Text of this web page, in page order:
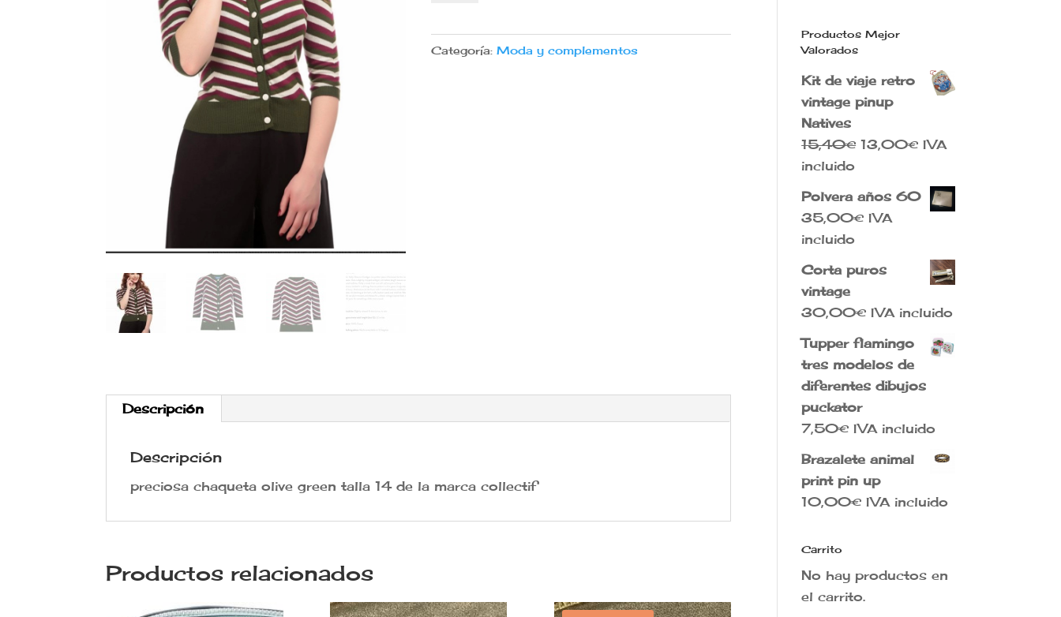
chevron
talla14
Categoría:Moda y complementos
Descripción
Descripción
preciosa chaqueta olive green talla 14 de la marca collectif
Productos relacionados
Productos Mejor
Valorados
Kit de viaje retro
vintage pinup
Natives
15,40€ El
13,00€El
actual
es:
IVA
incluido
Polvera años 60
35,00€ IVA
incluido
Corta puros
vintage
30,00€ IVA incluido
Tupper flamingo
tres modelos de
diferentes dibujos
puckator
7,50€ IVA incluido
Brazalete animal
print pin up
10,00€ IVA incluido
Carrito
No hay productos en
el carrito.